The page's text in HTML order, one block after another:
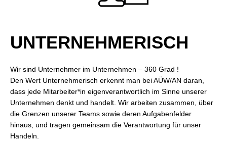
UNTERNEHMERISCH
Wir sind Unternehmer im Unternehmen – 360 Grad !
Den Wert Unternehmerisch erkennt man bei AÜW/AN daran,
dass jede Mitarbeiter*in eigenverantwortlich im Sinne unserer
Unternehmen denkt und handelt. Wir arbeiten zusammen, über
die Grenzen unserer Teams sowie deren Aufgabenfelder
hinaus, und tragen gemeinsam die Verantwortung für unser
Handeln.